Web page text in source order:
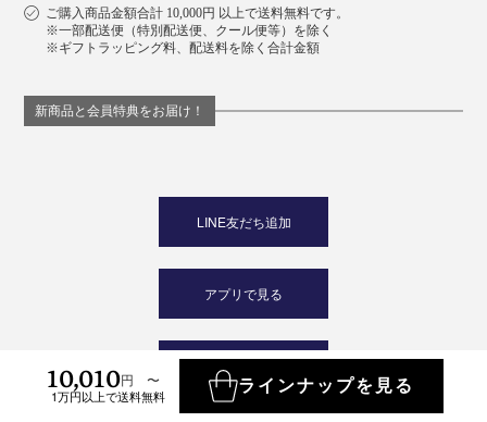
ご購入商品金額合計 10,000円 以上で送料無料です。
※一部配送便（特別配送便、クール便等）を除く
※ギフトラッピング料、配送料を除く合計金額
新商品と会員特典をお届け！
LINE友だち追加
アプリで見る
MONOCO JOURNALを購読
する
10,010円 〜
1万円以上で送料無料
ラインナップを見る